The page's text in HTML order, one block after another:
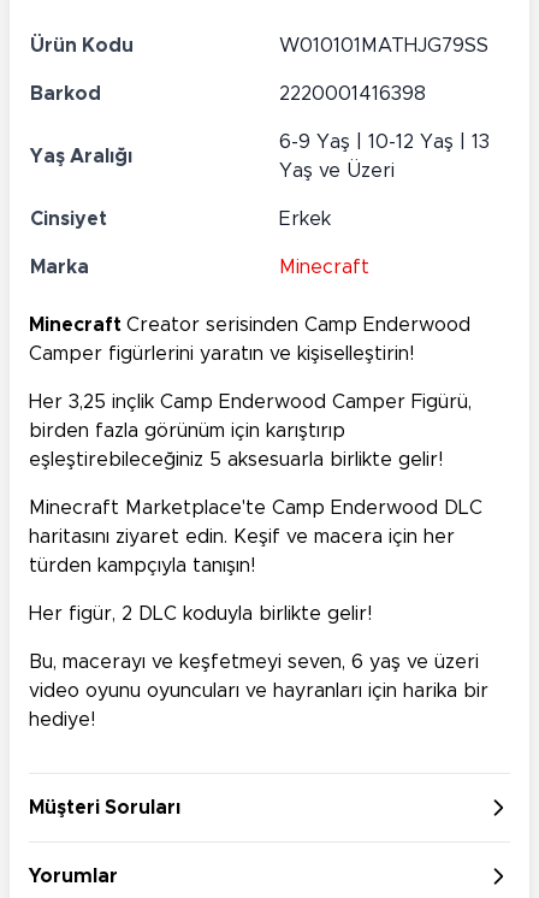
Ürün Kodu W010101MATHJG79SS
Barkod 2220001416398
Yaş Aralığı
6-9 Yaş | 10-12 Yaş | 13
Yaş ve Üzeri
Cinsiyet Erkek
Marka Minecraft
Minecraft Creator serisinden Camp Enderwood
Camper figürlerini yaratın ve kişiselleştirin!
Her 3,25 inçlik Camp Enderwood Camper Figürü,
birden fazla görünüm için karıştırıp
eşleştirebileceğiniz 5 aksesuarla birlikte gelir!
Minecraft Marketplace'te Camp Enderwood DLC
haritasını ziyaret edin. Keşif ve macera için her
türden kampçıyla tanışın!
Her figür, 2 DLC koduyla birlikte gelir!
Bu, macerayı ve keşfetmeyi seven, 6 yaş ve üzeri
video oyunu oyuncuları ve hayranları için harika bir
hediye!
Müşteri Soruları
Yorumlar